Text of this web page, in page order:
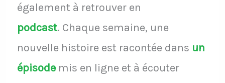
également à retrouver en
podcast. Chaque semaine, une
nouvelle histoire est racontée dans un
épisodemis en ligne et à écouter